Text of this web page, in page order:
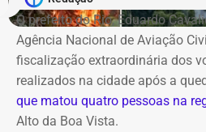
quem recebe o debate é o
Urbanismo do Rio de Janeiro.
“Temos até 2039 (ano do
criar o roteiro. É uma
merecida”, diz Nireu, de 82 anos,
A discussão sobre a
é recente. Em setembro do ano
iniciou uma série de oficinas e
discutir o chamado Projeto
moradores, comerciantes,
O prefeito do Rio, Eduardo
Agência Nacional de Aviação
fiscalização extraordinária dos
realizados na cidade após a
que matou quatro pessoas na
Alto da Boa Vista.